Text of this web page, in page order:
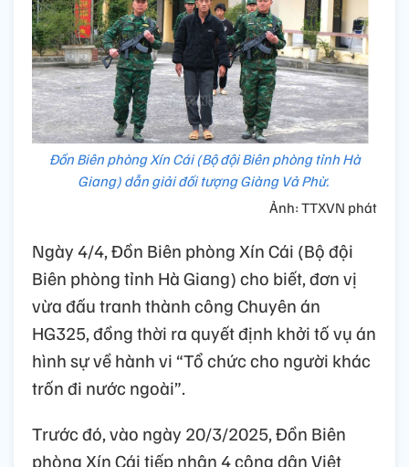
Đồn Biên phòng Xín Cái (Bộ đội Biên phòng tỉnh Hà
Giang) dẫn giải đối tượng Giàng Vả Phừ.
Ảnh: TTXVN phát
Ngày 4/4, Đồn Biên phòng Xín Cái (Bộ đội
Biên phòng tỉnh Hà Giang) cho biết, đơn vị
vừa đấu tranh thành công Chuyên án
HG325, đồng thời ra quyết định khởi tố vụ án
hình sự về hành vi “Tổ chức cho người khác
trốn đi nước ngoài”.
Trước đó, vào ngày 20/3/2025, Đồn Biên
phòng Xín Cái tiếp nhận 4 công dân Việt